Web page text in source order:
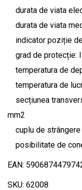
durata de viata
durata de viata
indicator poziție
grad de protecție:
temperatura de
temperatura de
secțiunea
mm2
cuplu de strângere
posibilitate de
EAN:
SKU: 62008